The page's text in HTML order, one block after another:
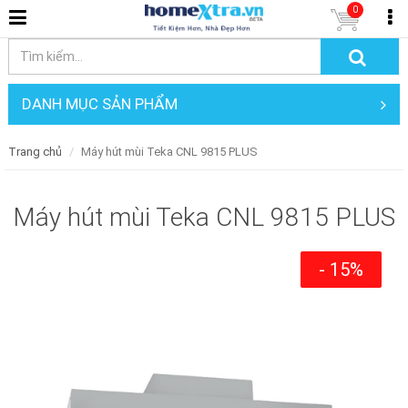
0
DANH MỤC SẢN PHẨM
Trang chủ Máy hút mùi Teka CNL 9815 PLUS
Máy hút mùi Teka CNL 9815 PLUS
- 15%